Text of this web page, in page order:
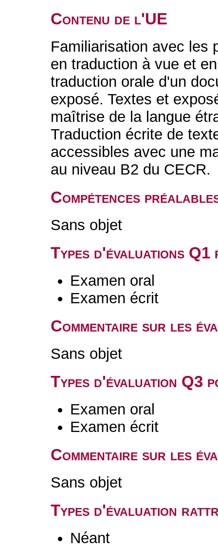
Contenu de l'UE
Familiarisation avec les
en traduction à vue et
traduction orale d'un
exposé. Textes et
maîtrise de la langue
Traduction écrite de
accessibles avec une
au niveau B2 du CECR.
Compétences
Sans objet
Types d'évaluations
Examen oral
Examen écrit
Commentaire sur les
Sans objet
Types d'évaluation Q3
Examen oral
Examen écrit
Commentaire sur les
Sans objet
Types d'évaluation
Néant